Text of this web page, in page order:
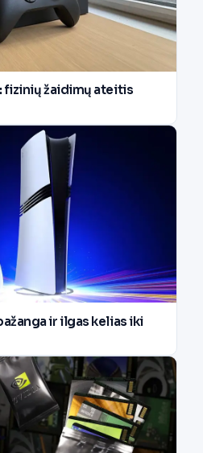
fizinių žaidimų ateitis
ir ilgas kelias iki